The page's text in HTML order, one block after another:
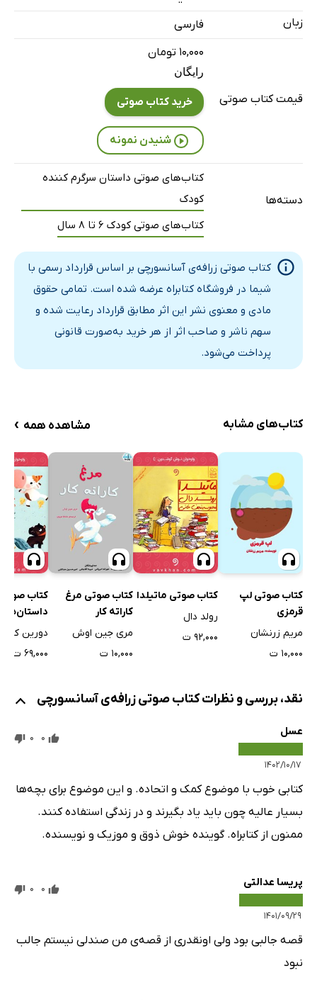
زبان
فارسی
قیمت کتاب صوتی
۱۰,۰۰۰ تومان
رایگان
خرید کتاب صوتی
شنیدن نمونه
دسته‌ها
کتاب‌های صوتی داستان سرگرم کننده
کودک
کتاب‌های صوتی کودک 6 تا 8 سال
کتاب صوتی زرافه‌ی آسانسورچی بر اساس قرارداد رسمی با
شیما در فروشگاه کتابراه عرضه شده است. تمامی حقوق
مادی و معنوی نشر این اثر مطابق قرارداد رعایت شده و
سهم ناشر و صاحب اثر از هر خرید به‌صورت قانونی
پرداخت می‌شود.
کتاب‌های مشابه مشاهده همه ›
کتاب صوتی لپ
قرمزی
مریم زرنشان
۱۰,۰۰۰ ت
کتاب صوتی ماتیلدا
رولد دال
۹۲,۰۰۰ ت
کتاب صوتی مرغ
کاراته کار
مری جین اوش
۱۰,۰۰۰ ت
کتاب صوتی
دورین
۶۹,۰۰۰ ت
نقد، بررسی و نظرات کتاب صوتی زرافه‌ی آسانسورچی
عسل
۱۴۰۲/۱۰/۱۷
0
0
کتابی خوب با موضوع کمک و اتحاده. و این موضوع برای بچه‌ها
بسیار عالیه چون باید یاد بگیرند و در زندگی استفاده کنند.
ممنون از کتابراه. گوینده خوش ذوق و موزیک و نویسنده.
پریسا عدالتی
۱۴۰۱/۰۹/۲۹
0
0
قصه جالبی بود ولی اونقدری از قصه‌ی من صندلی نیستم جالب
نبود